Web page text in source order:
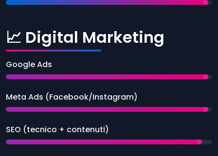
📈 Digital Marketing
Google Ads
Meta Ads (Facebook/Instagram)
SEO (tecnico + contenuti)